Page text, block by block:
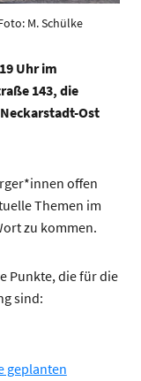
M. Schülke
Uhr im
143, die
Ost
offen
Themen im
zu kommen.
Punkte, die für die
sind:
geplanten